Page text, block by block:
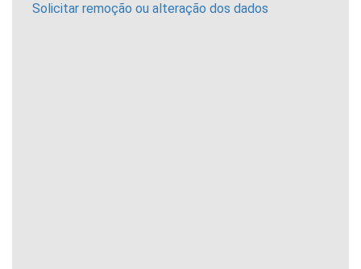
Solicitar remoção ou alteração dos dados